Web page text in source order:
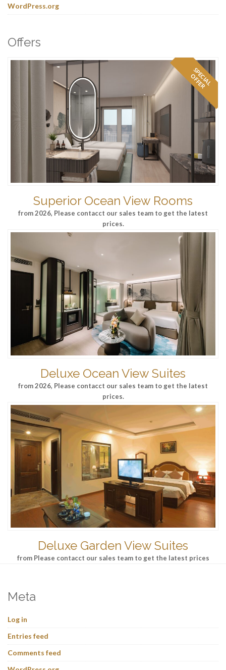
WordPress.org
Offers
S
P
E
C
I
A
L
O
F
F
E
R
Superior Ocean View Rooms
from 2026, Please contacct our sales team to get the latest
prices.
Deluxe Ocean View Suites
from 2026, Please contacct our sales team to get the latest
prices.
Deluxe Garden View Suites
from Please contacct our sales team to get the latest prices
Meta
Log in
Entries feed
Comments feed